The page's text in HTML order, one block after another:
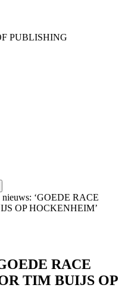
PUBLISHING
nieuws: ‘GOEDE RACE
OP HOCKENHEIM’
RACE
TIM BUIJS OP